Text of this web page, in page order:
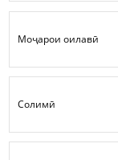
Моҷарои оилавӣ
Солимӣ